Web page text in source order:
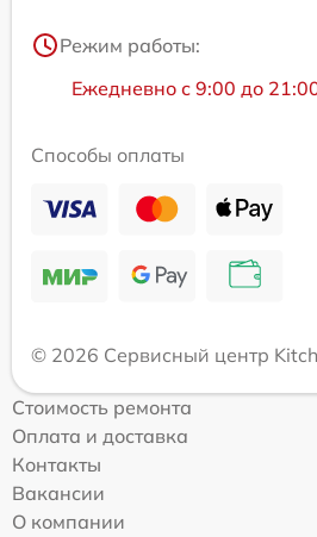
Режим работы:
Ежедневно с 9:00 до
Способы оплаты
© 2026 Сервисный центр
Стоимость ремонта
Оплата и доставка
Контакты
Вакансии
О компании